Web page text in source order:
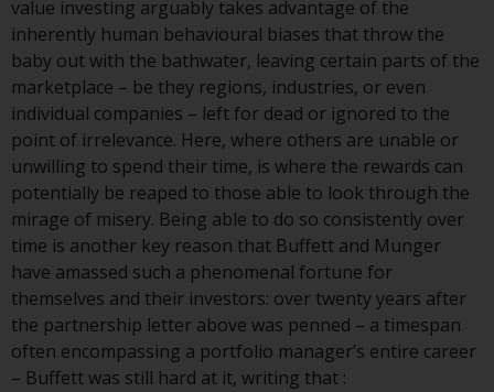
über die Teilfonds, einschließlich
der Anlageziele, Gebühren und
Ausgaben. Der Verkaufsprospekt
und andere Informationen zu den
Teilfonds werden jedoch nicht
absichtlich an Personen in
Ländern verteilt, in denen eine
solche Verteilung gegen lokale
Gesetze oder Vorschriften
verstoßen würde.
Informationen für Anleger in den
value investing arguably takes advantage of the
inherently human behavioural biases that throw the
baby out with the bathwater, leaving certain parts of the
marketplace – be they regions, industries, or even
individual companies – left for dead or ignored to the
point of irrelevance. Here, where others are unable or
unwilling to spend their time, is where the rewards can
potentially be reaped to those able to look through the
mirage of misery. Being able to do so consistently over
time is another key reason that Buffett and Munger
have amassed such a phenomenal fortune for
themselves and their investors: over twenty years after
the partnership letter above was penned – a timespan
often encompassing a portfolio manager’s entire career
– Buffett was still hard at it, writing that :